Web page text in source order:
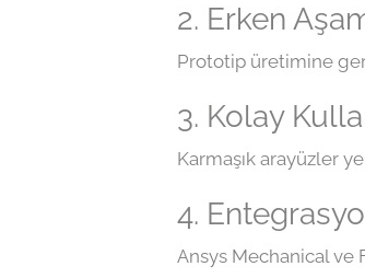
2. Erken
Prototip üretimine
3. Kolay
Karmaşık arayüzler
4.
Ansys Mechanical ve